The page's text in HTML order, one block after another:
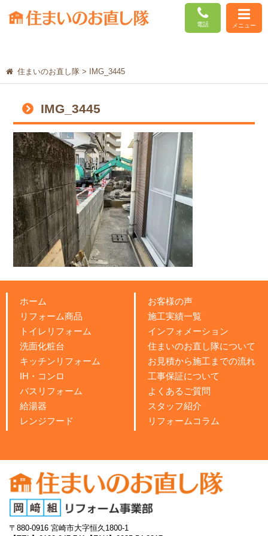
電話 メニュー
住まいのお直し隊> IMG_3445
IMG_3445
ホーム
リフォーム商品
トイレリフォーム
洗面化粧台
キッチンリフォーム
IH・コンロ
バスリフォーム
給湯器
レンジフード
お客様の声
施工実績一覧
インフォメーション
住まいのお直し隊について
お見積から施工までの流れ
工事保証について
よくあるご質問
スタッフ紹介
リフォームコラム
〒880-0916 宮崎市大字恒久1800-1